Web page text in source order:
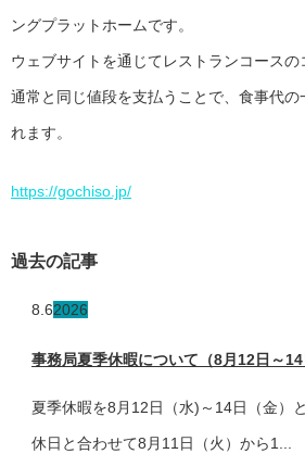
ングプラットホームです。
ウェブサイトを通じてレストランコースの
通常と同じ値段を支払うことで、食事代の
れます。
https://gochiso.jp/
過去の記事
8.62026
事務局夏季休暇について（8月12日～14
夏季休暇を8月12日（水)～14日（金）
休日と合わせて8月11日（火）から1...